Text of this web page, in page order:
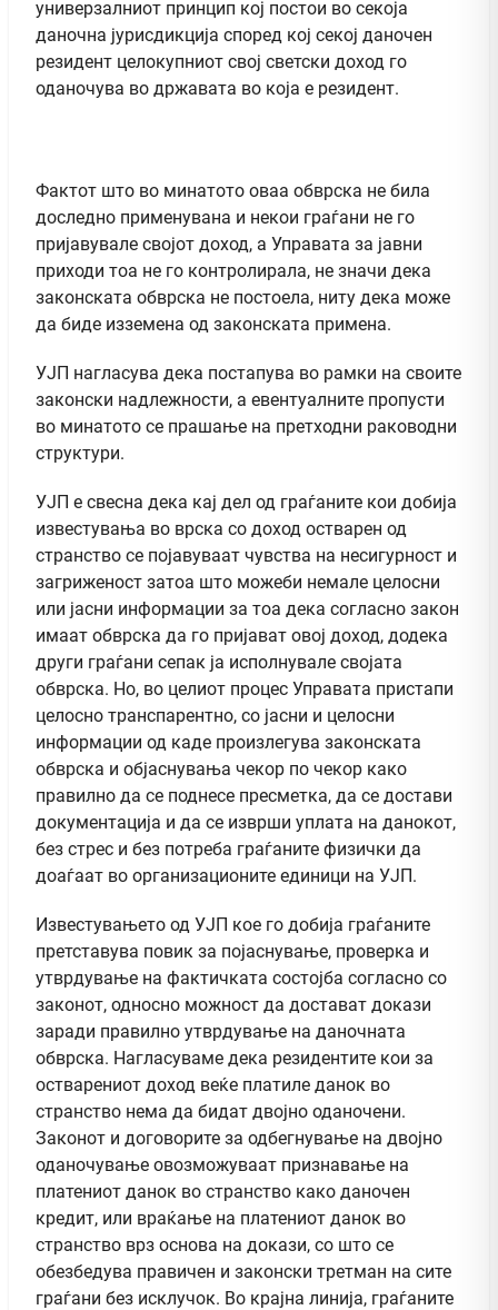
универзалниот принцип кој постои во секоја
даночна јурисдикција според кој секој даночен
резидент целокупниот свој светски доход го
оданочува во државата во која е резидент.
Фактот што во минатото оваа обврска не била
доследно применувана и некои граѓани не го
пријавувале својот доход, а Управата за јавни
приходи тоа не го контролирала, не значи дека
законската обврска не постоела, ниту дека може
да биде изземена од законската примена.
УЈП нагласува дека постапува во рамки на своите
законски надлежности, а евентуалните пропусти
во минатото се прашање на претходни раководни
структури.
УЈП е свесна дека кај дел од граѓаните кои добија
известувања во врска со доход остварен од
странство се појавуваат чувства на несигурност и
загриженост затоа што можеби немале целосни
или јасни информации за тоа дека согласно закон
имаат обврска да го пријават овој доход, додека
други граѓани сепак ја исполнувале својата
обврска. Но, во целиот процес Управата пристапи
целосно транспарентно, со јасни и целосни
информации од каде произлегува законската
обврска и објаснувања чекор по чекор како
правилно да се поднесе пресметка, да се достави
документација и да се изврши уплата на данокот,
без стрес и без потреба граѓаните физички да
доаѓаат во организационите единици на УЈП.
Известувањето од УЈП кое го добија граѓаните
претставува повик за појаснување, проверка и
утврдување на фактичката состојба согласно со
законот, односно можност да достават докази
заради правилно утврдување на даночната
обврска. Нагласуваме дека резидентите кои за
остварениот доход веќе платиле данок во
странство нема да бидат двојно оданочени.
Законот и договорите за одбегнување на двојно
оданочување овозможуваат признавање на
платениот данок во странство како даночен
кредит, или враќање на платениот данок во
странство врз основа на докази, со што се
обезбедува правичен и законски третман на сите
граѓани без исклучок. Во крајна линија, граѓаните